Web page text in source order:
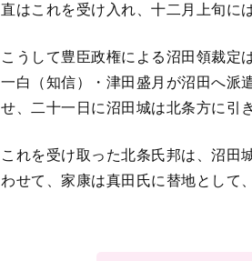
直はこれを受け入れ、十二月上旬に
こうして豊臣政権による沼田領裁定
一白（知信）・津田盛月が沼田へ派
せ、二十一日に沼田城は北条方に引
これを受け取った北条氏邦は、沼田
わせて、家康は真田氏に替地として